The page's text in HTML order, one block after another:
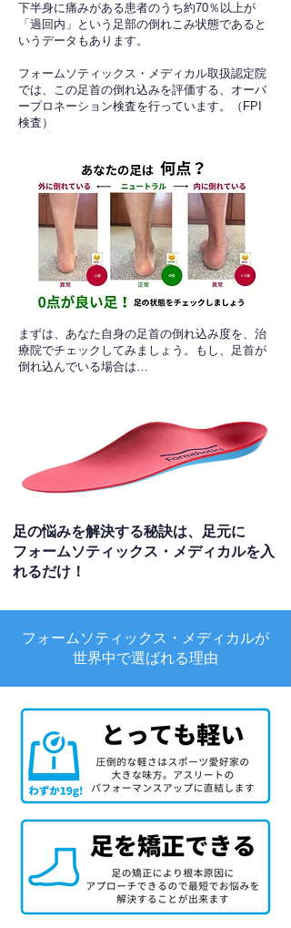
下半身に痛みがある患者のうち約70％以上が
「過回内」という足部の倒れこみ状態であると
いうデータもあります。
フォームソティックス・メディカル取扱認定院
では、この足首の倒れ込みを評価する、オーバ
ープロネーション検査を行っています。（FPI
検査）​
​まずは、あなた自身の足首の倒れ込み度を、治
療院でチェックしてみましょう。もし、足首が
倒れ込んでいる場合は…
足の悩みを解決する秘訣は、足元に
フォームソティックス・メディカルを入
れるだけ！
フォームソティックス・メディカルが
世界中で選ばれる理由